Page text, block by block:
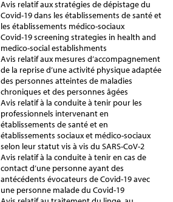
Avis relatif aux stratégies de dépistage du
Covid-19 dans les établissements de santé et
les établissements médico-sociaux
Covid-19 screening strategies in health and
medico-social establishments
Avis relatif aux mesures d’accompagnement
de la reprise d’une activité physique adaptée
des personnes atteintes de maladies
chroniques et des personnes âgées
Avis relatif à la conduite à tenir pour les
professionnels intervenant en
établissements de santé et en
établissements sociaux et médico-sociaux
selon leur statut vis à vis du SARS-CoV-2
Avis relatif à la conduite à tenir en cas de
contact d’une personne ayant des
antécédents évocateurs de Covid-19 avec
une personne malade du Covid-19